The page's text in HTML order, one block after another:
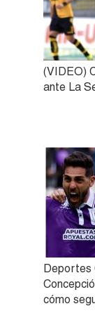
(VIDEO)
ante La
Deportes
cómo